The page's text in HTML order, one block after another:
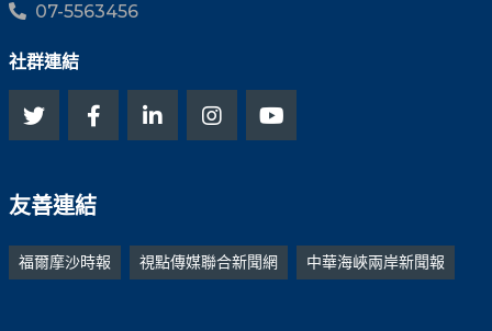
07-5563456
社群連結
友善連結
福爾摩沙時報 視點傳媒聯合新聞網 中華海峽兩岸新聞報